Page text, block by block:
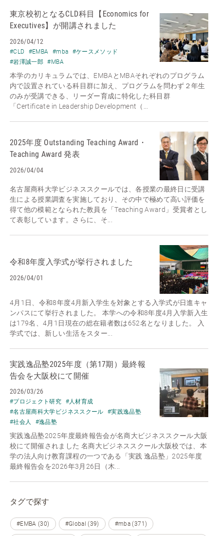
東京校初となるCLD科目【Economics for
Executives】が開講されました
2026/04/12
#CLD #EMBA #mba
#ケースメソッド
#岩澤誠一郎
#MBA
本学のカリキュラムでは、EMBAとMBAそれぞれのプログラム
内で設置されている科目群に加え、プログラムを問わず２年生
のみが受講できる、リーダー育成に特化した科目群
「Certificate in Leadership Development（...
2025年度 Outstanding Teaching Award・
Teaching Award 発表
2026/04/04
名古屋商科大学ビジネススクールでは、各授業の最終日に受講
生による授業調査を実施しており、その中で極めて高い評価を
得て他の模範となられた教員を「Teaching Award」受賞者とし
て表彰しています。さらに、そ...
令和8年度入学式が挙行されました
2026/04/01
4月1日、令和8年度4月新入学生を対象とする入学式が日進キャ
ンパスにて挙行されました。 本学への令和8年度4月入学新入生
は179名、4月1日現在の総在籍者数は652名となりました。 入
学式では、新しい生活をスター...
実践逸品塾2025年度（第17期）最終報
告会を大阪校にて開催
2026/03/26
#プロジェクト研究
#人材育成
#名古屋商科大学ビジネススクール
#実践逸品塾
#社会人
#逸品塾
実践逸品塾2025年度最終報告会が名商大ビジネススクール大阪
校にて開催されました 名商大ビジネススクール大阪校では、本
学の法人向け教育課程の一つである「実践 逸品塾」2025年度
最終報告会を2026年3月26日（木...
タグで探す
#EMBA (30) #Global (39) #mba (371)